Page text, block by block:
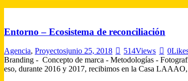
Entorno – Ecosistema de reconciliación
Agencia, Proyectosjunio 25, 2018 514Views 0
Branding - Concepto de marca - Metodologías -
eso, durante 2016 y 2017, recibimos en la Casa